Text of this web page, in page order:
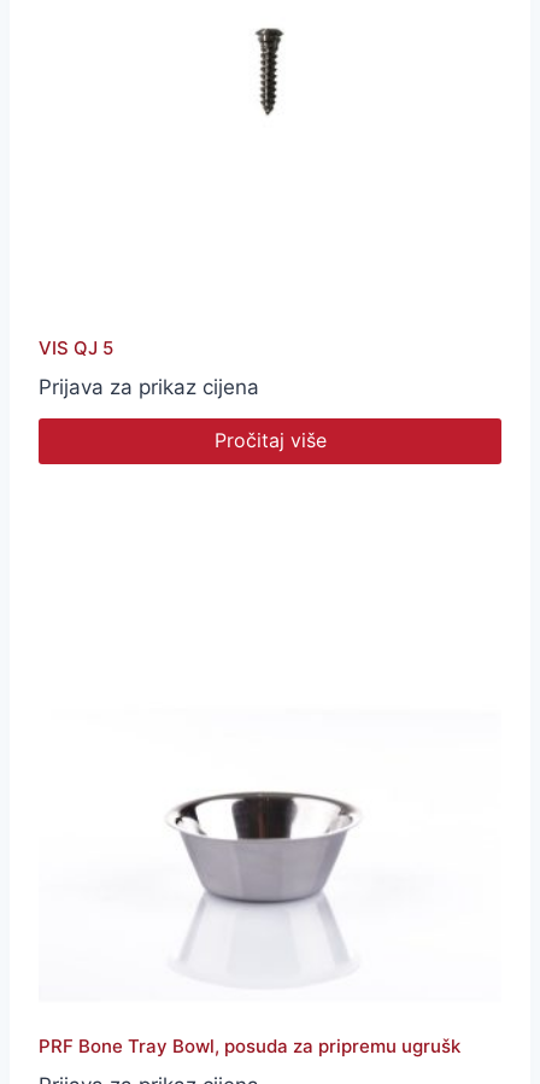
VIS QJ 5
Prijava za prikaz cijena
Pročitaj više
PRF Bone Tray Bowl, posuda za pripremu ugrušk